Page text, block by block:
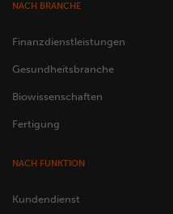
NACH BRANCHE
Finanzdienstleistungen
Gesundheitsbranche
Biowissenschaften
Fertigung
NACH FUNKTION
Kundendienst